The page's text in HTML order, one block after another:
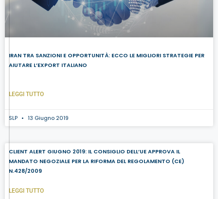
IRAN TRA SANZIONI E OPPORTUNITÀ: ECCO LE MIGLIORI STRATEGIE PER
AIUTARE L’EXPORT ITALIANO
LEGGI TUTTO
SLP 13 Giugno 2019
CLIENT ALERT GIUGNO 2019: IL CONSIGLIO DELL’UE APPROVA IL
MANDATO NEGOZIALE PER LA RIFORMA DEL REGOLAMENTO (CE)
N.428/2009
LEGGI TUTTO